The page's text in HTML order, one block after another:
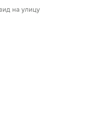
на улицу